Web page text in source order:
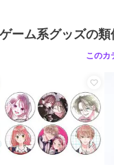
ーム系グッズの類
このカ